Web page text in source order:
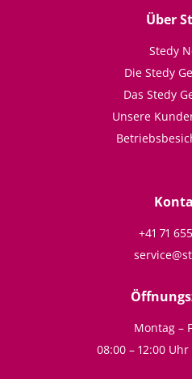
Über
Stedy
Die Stedy
Das Stedy
Unsere
+41 71
Montag –
08:00 – 12:00 Uhr